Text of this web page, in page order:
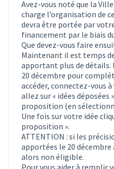
Avez-vous noté que la
charge l’organisation de
devra être portée par
financement par le biais
Que devez-vous faire
Maintenant il est temps
apportant plus de détails.
20 décembre pour
accéder, connectez-vous
allez sur « idées
proposition (en
Une fois sur votre idée
proposition ».
ATTENTION : si les
apportées le 20
alors non éligible.
Pour vous aider à remplir